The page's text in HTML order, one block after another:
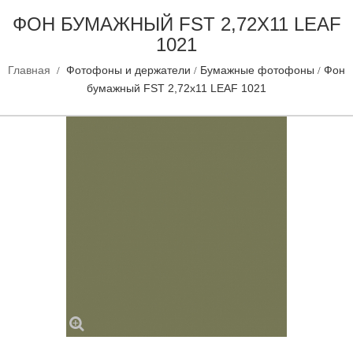
ФОН БУМАЖНЫЙ FST 2,72Х11 LEAF
1021
Главная Фотофоны и держатели Бумажные фотофоны
Фон
бумажный FST 2,72х11 LEAF 1021